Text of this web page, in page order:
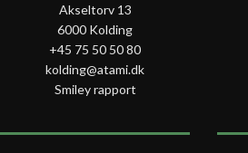
Akseltorv 13
6000 Kolding
+45 75 50 50 80
kolding@atami.dk
Smiley rapport